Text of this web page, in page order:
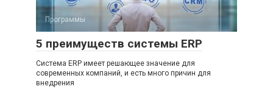
Программы
5 преимуществ системы ERP
Система ERP имеет решающее значение для
современных компаний, и есть много причин для
внедрения